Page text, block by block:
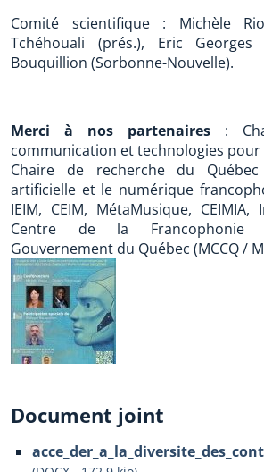
Comité scientifique : Michèle
Tchéhouali (prés.), Eric Georges
Bouquillion (Sorbonne-Nouvelle).
Merci à nos partenaires :
communication et technologies
Chaire de recherche du Québec
artificielle et le numérique
IEIM, CEIM, MétaMusique, CEIMIA,
Centre de la Francophonie
Gouvernement du Québec (MCCQ /
Document joint